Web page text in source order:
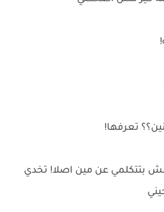
تعرفها!
بتتكلمي عن مين اصلا! تخدي